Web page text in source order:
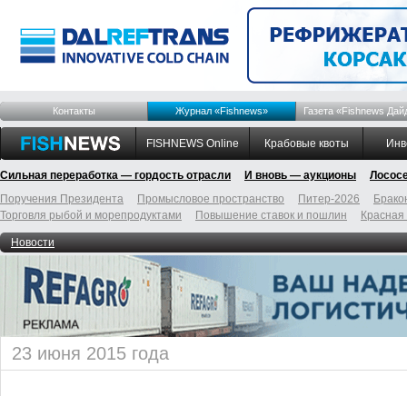
Контакты Журнал «Fishnews» Газета «Fishnews
FISHNEWS Online Крабовые квоты
Сильная переработка — гордость отрасли И вновь — аукционы
Поручения Президента
Промысловое пространство Питер-2026
Торговля рыбой и морепродуктами
Повышение ставок и пошлин
Новости
23 июня 2015 года